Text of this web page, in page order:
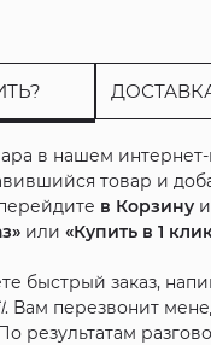
в нашем интернет-
товар и
в Корзинуи
или «Купить в 1
быстрый заказ,
. Вам перезвонит
результатам